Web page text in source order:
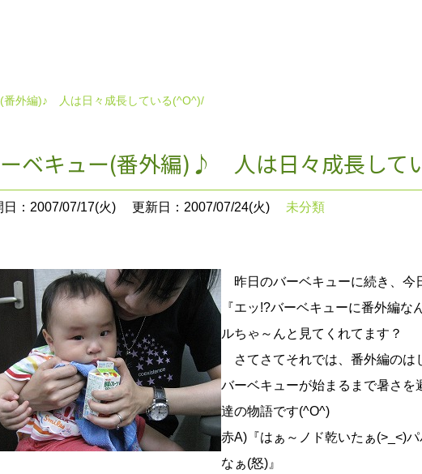
番外編)♪ 人は日々成長している(^O^)/
ベキュー(番外編)♪ 人は日々成長して
日：2007/07/17(火) 更新日：2007/07/24(火) 未分類
昨日のバーベキューに続き、今
『エッ!?バーベキューに番外編
ルちゃ～んと見てくれてます？
さてさてそれでは、番外編の
バーベキューが始まるまで暑さ
達の物語です(^O^)
赤A)『はぁ～ノド乾いたぁ(>_<)
なぁ(怒)』